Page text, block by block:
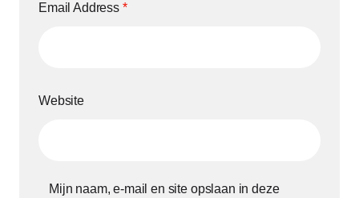
Email Address *
Website
Mijn naam, e-mail en site opslaan in deze